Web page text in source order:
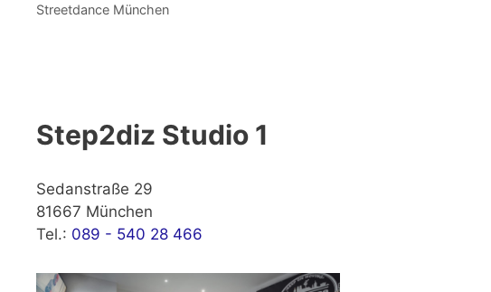
Streetdance München
Step2diz Studio 1
Sedanstraße 29
81667 München
Tel.: 089 - 540 28 466